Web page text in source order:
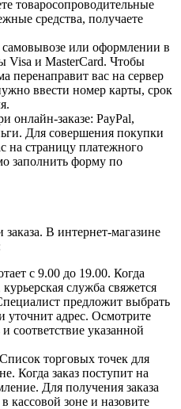
товаросопроводительные
средства, получаете
или оформлении в
Visa и MasterCard. Чтобы
перенаправит вас на сервер
ввести номер карты, срок
онлайн-заказе: PayPal,
Для совершения покупки
на страницу платежного
заполнить форму по
В интернет-магазине
с 9.00 до 19.00. Когда
служба свяжется
предложит выбрать
уточнит адрес. Осмотрите
соответствие указанной
торговых точек для
Когда заказ поступит на
Для получения заказа
кассовой зоне и назовите